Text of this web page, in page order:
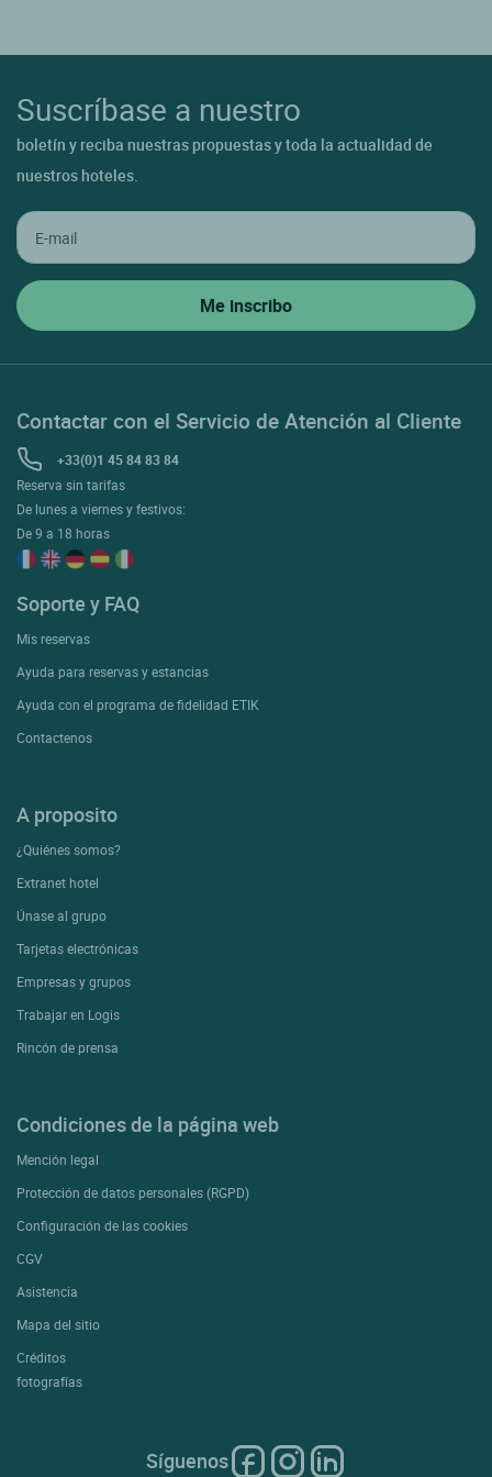
Suscríbase a nuestro
boletín y reciba nuestras propuestas y toda la actualidad de
nuestros hoteles.
Contactar con el Servicio de Atención al Cliente
+33(0)1 45 84 83 84
Reserva sin tarifas
De lunes a viernes y festivos:
De 9 a 18 horas
Soporte y FAQ
Mis reservas
Ayuda para reservas y estancias
Ayuda con el programa de fidelidad ETIK
Contactenos
A proposito
¿Quiénes somos?
Extranet hotel
Únase al grupo
Tarjetas electrónicas
Empresas y grupos
Trabajar en Logis
Rincón de prensa
Condiciones de la página web
Mención legal
Protección de datos personales (RGPD)
Configuración de las cookies
CGV
Asistencia
Mapa del sitio
Créditos
fotografías
Síguenos